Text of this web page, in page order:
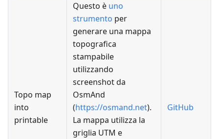
Topo map
into
printable
Questo è uno
strumento per
generare una mappa
topografica
stampabile
utilizzando
screenshot da
OsmAnd
(https://osmand.net).
La mappa utilizza la
griglia UTM e
GitHub